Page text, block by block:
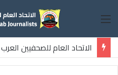
القائمة
الاتحاد العام للصحفيين
ثلاثة صحفيين فلسطينيين